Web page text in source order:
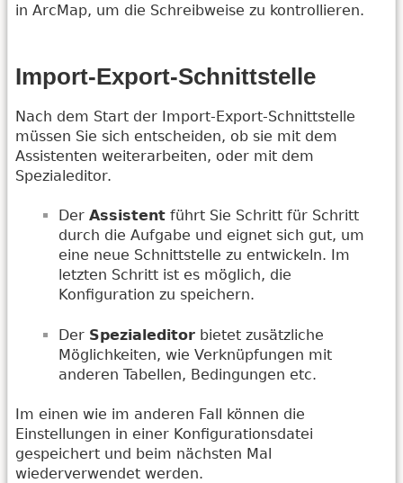
in ArcMap, um die Schreibweise zu kontrollieren.
Import-Export-Schnittstelle
Nach dem Start der Import-Export-Schnittstelle
müssen Sie sich entscheiden, ob sie mit dem
Assistenten weiterarbeiten, oder mit dem
Spezialeditor.
Der Assistent führt Sie Schritt für Schritt
durch die Aufgabe und eignet sich gut, um
eine neue Schnittstelle zu entwickeln. Im
letzten Schritt ist es möglich, die
Konfiguration zu speichern.
Der Spezialeditor bietet zusätzliche
Möglichkeiten, wie Verknüpfungen mit
anderen Tabellen, Bedingungen etc.
Im einen wie im anderen Fall können die
Einstellungen in einer Konfigurationsdatei
gespeichert und beim nächsten Mal
wiederverwendet werden.